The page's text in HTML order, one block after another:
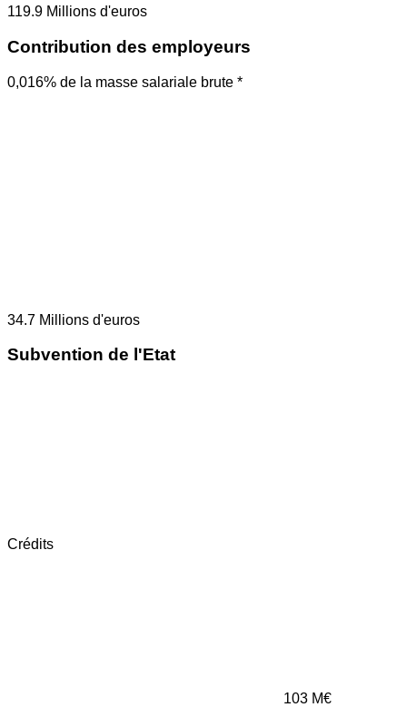
119.9 Millions d'euros
Contribution des employeurs
0,016% de la masse salariale brute *
34.7 Millions d'euros
Subvention de l'Etat
Crédits
103 M€